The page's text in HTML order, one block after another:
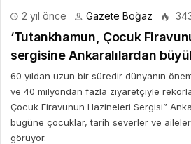
2 yıl önce Gazete Boğaz
‘Tutankhamun, Çocuk
sergisine Ankaralılardan
60 yıldan uzun bir süredir dünyanın
ve 40 milyondan fazla ziyaretçiyle
Çocuk Firavunun Hazineleri Sergisi”
bugüne çocuklar, tarih severler ve
görüyor.